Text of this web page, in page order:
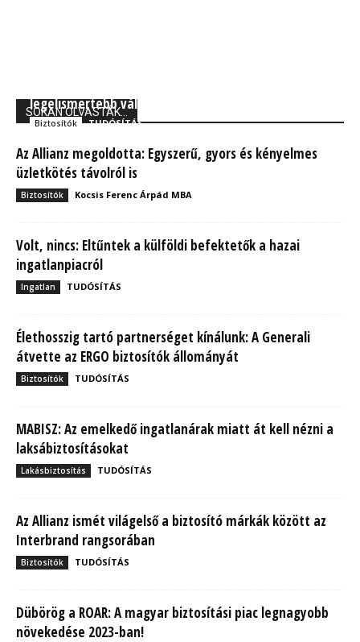
SOKAN OLVASTÁK...
legelismertebb vállalata között
Biztosítók TUDÓSÍTÁS
Az Allianz megoldotta: Egyszerű, gyors és kényelmes
üzletkötés távolról is
Biztosítók Kocsis Ferenc Árpád MBA
Volt, nincs: Eltűntek a külföldi befektetők a hazai
ingatlanpiacról
Ingatlan TUDÓSÍTÁS
Élethosszig tartó partnerséget kínálunk: A Generali
átvette az ERGO biztosítók állományát
Biztosítók TUDÓSÍTÁS
MABISZ: Az emelkedő ingatlanárak miatt át kell nézni a
laksábiztosításokat
Lakásbiztosítás TUDÓSÍTÁS
Az Allianz ismét világelső a biztosító márkák között az
Interbrand rangsorában
Biztosítók TUDÓSÍTÁS
Dübörög a ROAR: A magyar biztosítási piac legnagyobb
növekedése 2023-ban!